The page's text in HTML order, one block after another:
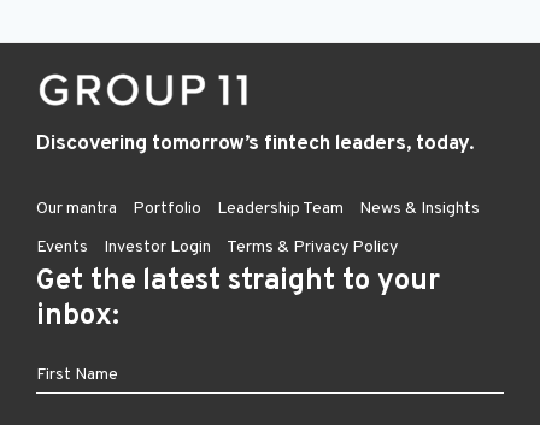
Discovering tomorrow’s fintech leaders, today.
Our mantra Portfolio Leadership Team
News & Insights
Events
Investor Login Terms & Privacy Policy
Get the latest straight to your
inbox: